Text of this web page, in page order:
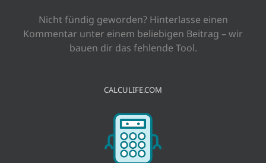
Nicht fündig geworden? Hinterlasse einen
Kommentar unter einem beliebigen Beitrag – wir
bauen dir das fehlende Tool.
CALCULIFE.COM